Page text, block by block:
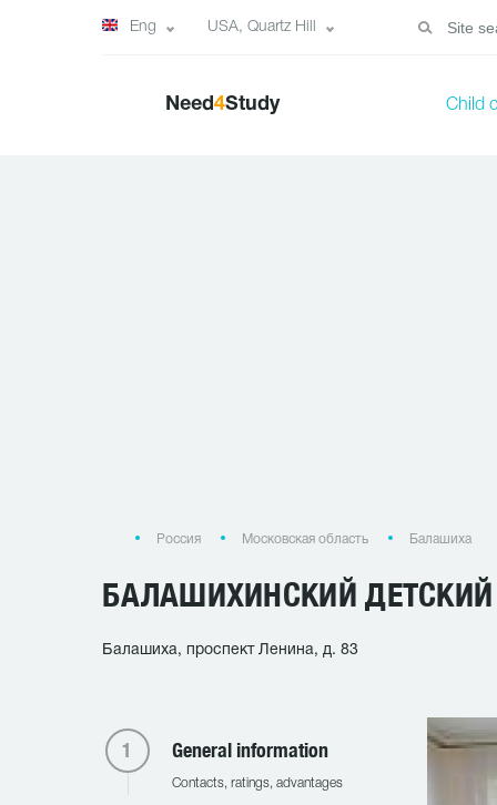
Eng USA, Quartz Hill
Need4Study Child
Россия Московская область Балашиха
БАЛАШИХИНСКИЙ
Балашиха, проспект Ленина, д. 83
General information
Contacts, ratings, advantages